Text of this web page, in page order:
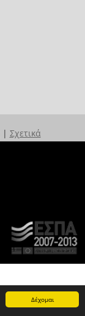
Δέχομαι
| Σχετικά